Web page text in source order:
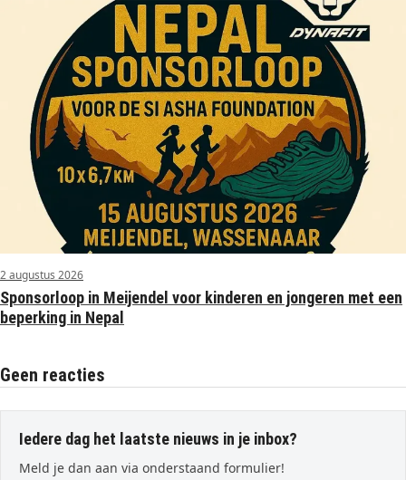
2 augustus 2026
Sponsorloop in Meijendel voor kinderen en jongeren met een
beperking in Nepal
Geen reacties
Iedere dag het laatste nieuws in je inbox?
Meld je dan aan via onderstaand formulier!